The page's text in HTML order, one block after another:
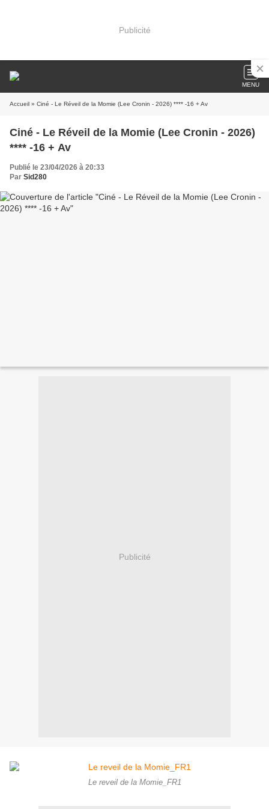
Publicité
MENU
Accueil » Ciné - Le Réveil de la Momie (Lee Cronin - 2026) **** -16 + Av
Ciné - Le Réveil de la Momie (Lee Cronin - 2026)
**** -16 + Av
Publié le 23/04/2026 à 20:33
Par Sid280
Publicité
Le reveil de la Momie_FR1